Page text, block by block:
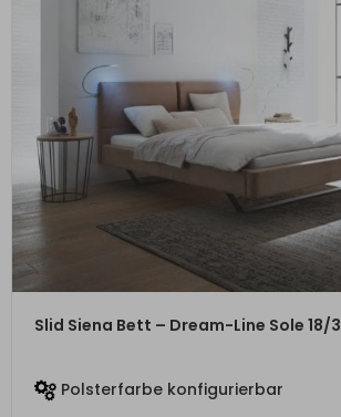
ZUM PRODUKT
Slid Siena Bett – Dream-Line Sole 18/3
Polsterfarbe konfigurierbar